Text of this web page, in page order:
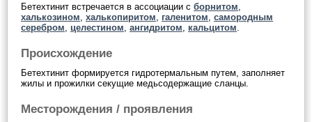
Бетехтинит встречается в ассоциации с борнитом
халькозином халькопиритом галенитом самородным
серебром
целестином ангидритом кальцитом
Происхождение
Бетехтинит формируется гидротермальным путем, заполняет
жилы и прожилки секущие медьсодержащие сланцы.
Месторождения / проявления